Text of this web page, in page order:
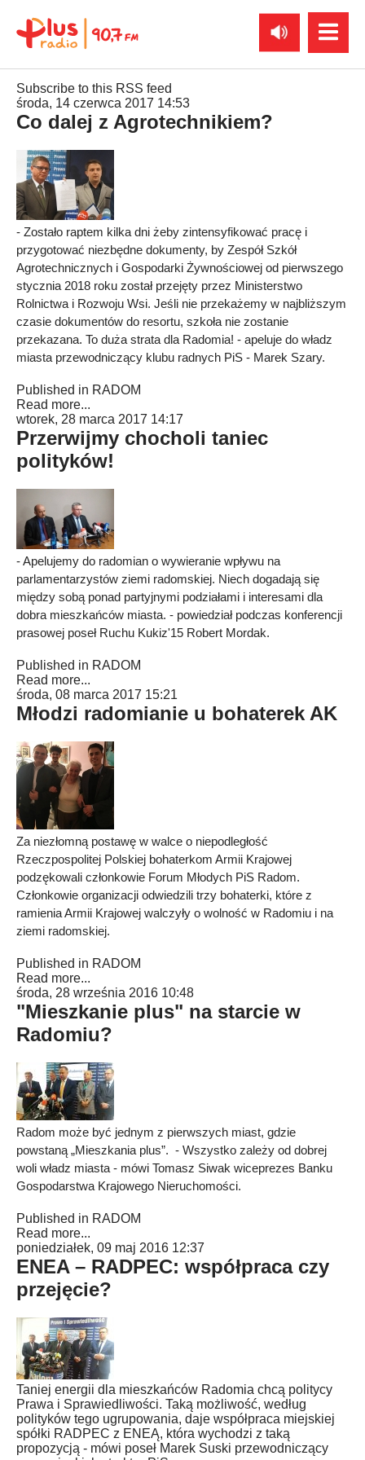
Subscribe to this RSS feed
środa, 14 czerwca 2017 14:53
Co dalej z Agrotechnikiem?
- Zostało raptem kilka dni żeby zintensyfikować pracę i
przygotować niezbędne dokumenty, by Zespół Szkół
Agrotechnicznych i Gospodarki Żywnościowej od pierwszego
stycznia 2018 roku został przejęty przez Ministerstwo
Rolnictwa i Rozwoju Wsi. Jeśli nie przekażemy w najbliższym
czasie dokumentów do resortu, szkoła nie zostanie
przekazana. To duża strata dla Radomia! - apeluje do władz
miasta przewodniczący klubu radnych PiS - Marek Szary.
Published in RADOM
Read more...
wtorek, 28 marca 2017 14:17
Przerwijmy chocholi taniec
polityków!
- Apelujemy do radomian o wywieranie wpływu na
parlamentarzystów ziemi radomskiej. Niech dogadają się
między sobą ponad partyjnymi podziałami i interesami dla
dobra mieszkańców miasta. - powiedział podczas konferencji
prasowej poseł Ruchu Kukiz'15 Robert Mordak.
Published in RADOM
Read more...
środa, 08 marca 2017 15:21
Młodzi radomianie u bohaterek AK
Za niezłomną postawę w walce o niepodległość
Rzeczpospolitej Polskiej bohaterkom Armii Krajowej
podzękowali członkowie Forum Młodych PiS Radom.
Członkowie organizacji odwiedzili trzy bohaterki, które z
ramienia Armii Krajowej walczyły o wolność w Radomiu i na
ziemi radomskiej.
Published in RADOM
Read more...
środa, 28 września 2016 10:48
"Mieszkanie plus" na starcie w
Radomiu?
Radom może być jednym z pierwszych miast, gdzie
powstaną „Mieszkania plus”. - Wszystko zależy od dobrej
woli władz miasta - mówi Tomasz Siwak wiceprezes Banku
Gospodarstwa Krajowego Nieruchomości.
Published in RADOM
Read more...
poniedziałek, 09 maj 2016 12:37
ENEA – RADPEC: współpraca czy
przejęcie?
Taniej energii dla mieszkańców Radomia chcą politycy
Prawa i Sprawiedliwości. Taką możliwość, według
polityków tego ugrupowania, daje współpraca miejskiej
spółki RADPEC z ENEĄ, która wychodzi z taką
propozycją - mówi poseł Marek Suski przewodniczący